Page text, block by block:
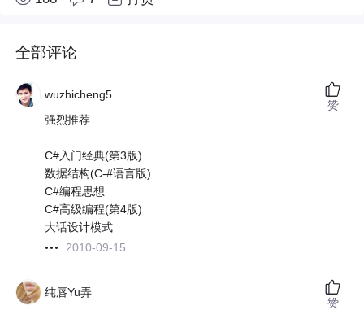
全部评论
wuzhicheng5
强烈推荐
C#入门经典(第3版)
数据结构(C-#语言版)
C#编程思想
C#高级编程(第4版)
大话设计模式
2010-09-15
赞
纯唇Yu弄
赞